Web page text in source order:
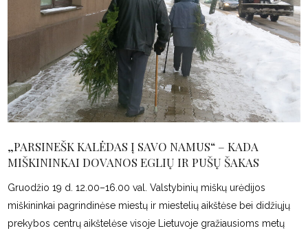
„PARSINEŠK KALĖDAS Į SAVO NAMUS“ – KADA
MIŠKININKAI DOVANOS EGLIŲ IR PUŠŲ ŠAKAS
Gruodžio 19 d. 12.00–16.00 val. Valstybinių miškų urėdijos
miškininkai pagrindinėse miestų ir miestelių aikštėse bei didžiųjų
prekybos centrų aikštelėse visoje Lietuvoje gražiausioms metų